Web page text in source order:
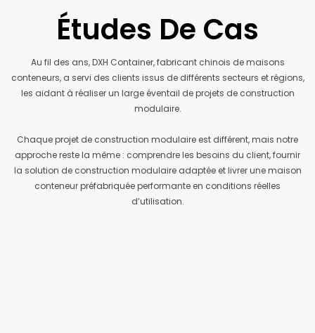
Études De Cas
Au fil des ans, DXH Container, fabricant chinois de maisons
conteneurs, a servi des clients issus de différents secteurs et régions,
les aidant à réaliser un large éventail de projets de construction
modulaire.
Chaque projet de construction modulaire est différent, mais notre
approche reste la même : comprendre les besoins du client, fournir
la solution de construction modulaire adaptée et livrer une maison
conteneur préfabriquée performante en conditions réelles
d’utilisation.